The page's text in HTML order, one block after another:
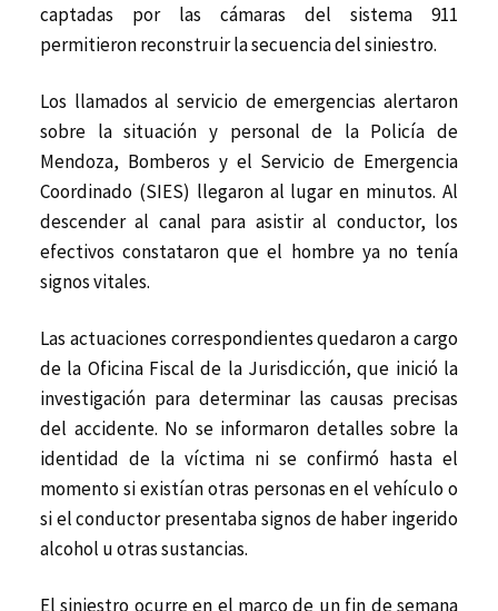
captadas por las cámaras del sistema 911
permitieron reconstruir la secuencia del siniestro.
Los llamados al servicio de emergencias alertaron
sobre la situación y personal de la Policía de
Mendoza, Bomberos y el Servicio de Emergencia
Coordinado (SIES) llegaron al lugar en minutos. Al
descender al canal para asistir al conductor, los
efectivos constataron que el hombre ya no tenía
signos vitales.
Las actuaciones correspondientes quedaron a cargo
de la Oficina Fiscal de la Jurisdicción, que inició la
investigación para determinar las causas precisas
del accidente. No se informaron detalles sobre la
identidad de la víctima ni se confirmó hasta el
momento si existían otras personas en el vehículo o
si el conductor presentaba signos de haber ingerido
alcohol u otras sustancias.
El siniestro ocurre en el marco de un fin de semana